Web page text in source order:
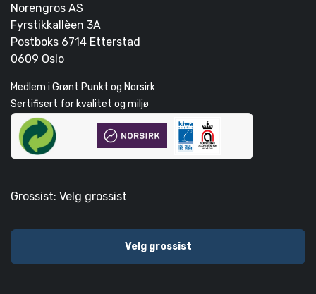
Norengros AS
Fyrstikkallèen 3A
Postboks 6714 Etterstad
0609 Oslo
Medlem i Grønt Punkt og Norsirk
Sertifisert for kvalitet og miljø
Grossist: Velg grossist
Velg grossist